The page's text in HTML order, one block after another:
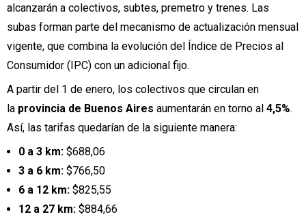
alcanzarán a colectivos, subtes, premetro y trenes. Las
subas forman parte del mecanismo de actualización mensual
vigente, que combina la evolución del Índice de Precios al
Consumidor (IPC) con un adicional fijo.
A partir del 1 de enero, los colectivos que circulan en
la provincia de Buenos Aires aumentarán en torno al 4,5%.
Así, las tarifas quedarían de la siguiente manera:
0 a 3 km: $688,06
3 a 6 km: $766,50
6 a 12 km: $825,55
12 a 27 km: $884,66